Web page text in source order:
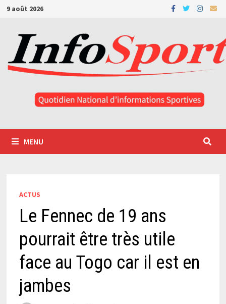
Passer
contenu
9 août 2026
MENU
ACTUS
Le Fennec de 19 ans
pourrait être très utile
face au Togo car il est en
jambes